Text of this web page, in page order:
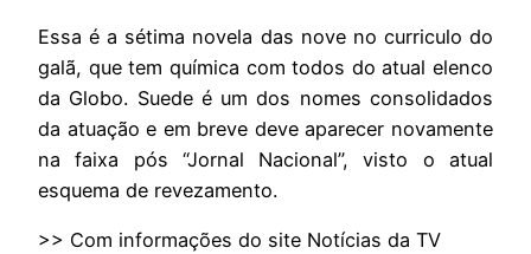
Essa é a sétima novela das nove no curriculo do
galã, que tem química com todos do atual elenco
da Globo. Suede é um dos nomes consolidados
da atuação e em breve deve aparecer novamente
na faixa pós “Jornal Nacional”, visto o atual
esquema de revezamento.
>> Com informações do site Notícias da TV